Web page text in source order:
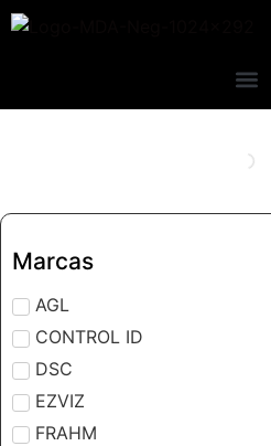
Marcas
AGL
CONTROL ID
DSC
EZVIZ
FRAHM